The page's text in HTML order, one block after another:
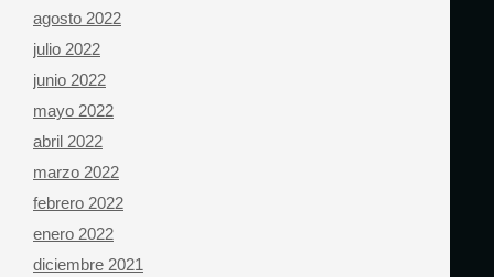
agosto 2022
julio 2022
junio 2022
mayo 2022
abril 2022
marzo 2022
febrero 2022
enero 2022
diciembre 2021